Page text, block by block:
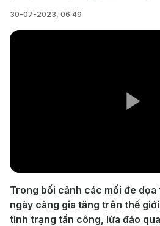
30-07-2023, 06:49
Trong bối cảnh các mối đe
ngày càng gia tăng trên thế
tình trạng tấn công, lừa đảo